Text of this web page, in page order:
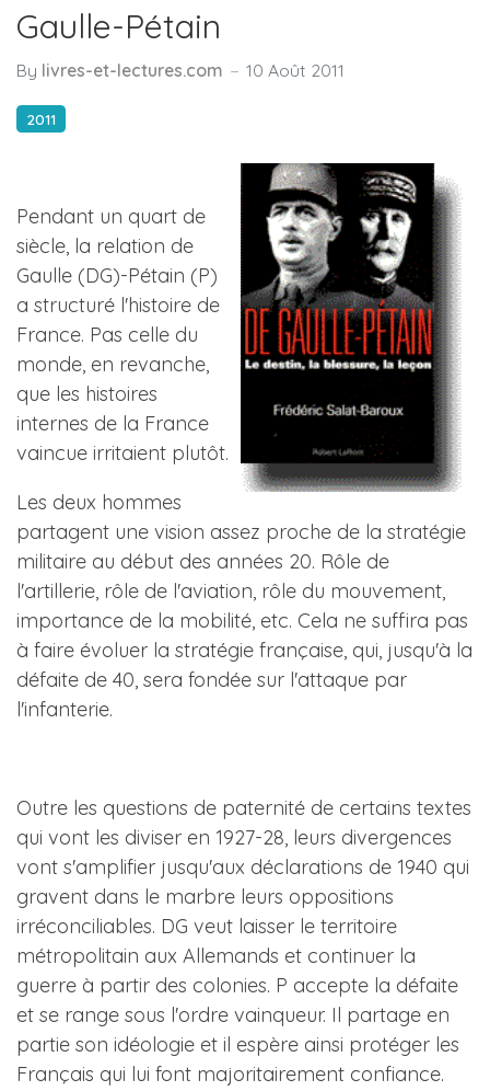
Gaulle-Pétain
By livres-et-lectures.com 10 Août 2011
2011
Pendant un quart de
siècle, la relation de
Gaulle (DG)-Pétain (P)
a structuré l'histoire de
France. Pas celle du
monde, en revanche,
que les histoires
internes de la France
vaincue irritaient plutôt.
Les deux hommes
partagent une vision assez proche de la stratégie
militaire au début des années 20. Rôle de
l'artillerie, rôle de l'aviation, rôle du mouvement,
importance de la mobilité, etc. Cela ne suffira pas
à faire évoluer la stratégie française, qui, jusqu'à la
défaite de 40, sera fondée sur l'attaque par
l'infanterie.
Outre les questions de paternité de certains textes
qui vont les diviser en 1927-28, leurs divergences
vont s'amplifier jusqu'aux déclarations de 1940 qui
gravent dans le marbre leurs oppositions
irréconciliables. DG veut laisser le territoire
métropolitain aux Allemands et continuer la
guerre à partir des colonies. P accepte la défaite
et se range sous l'ordre vainqueur. Il partage en
partie son idéologie et il espère ainsi protéger les
Français qui lui font majoritairement confiance.